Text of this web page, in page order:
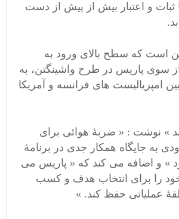
ثبات و اعتبار بیش از پیش از دست
است که سطح بالای ورود به
سوی پاریس در طرح واشینگتن، به
امپریالیست های فرانسه و آمریکا
» نوشت : « ضربۀ هوائی برای
به جایگاه همکار جدی در برنامۀ
» و اضافه می کند که « پاریس می
را برای انتخاب هدف و کسب
عملیاتی حفظ کند. »